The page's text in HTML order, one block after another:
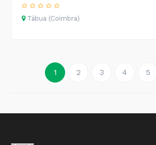
Tábua (Coimbra)
1 2 3 4 5